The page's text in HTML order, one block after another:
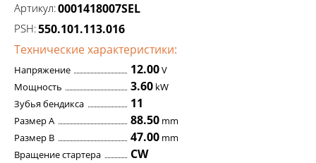
Артикул:0001418007SEL
PSH:550.101.113.016
Технические характеристики:
Напряжение 12.00V
Мощность
3.60 kW
Зубья бендикса
11
Размер A 88.50 mm
Размер B
47.00 mm
Вращение стартера
CW